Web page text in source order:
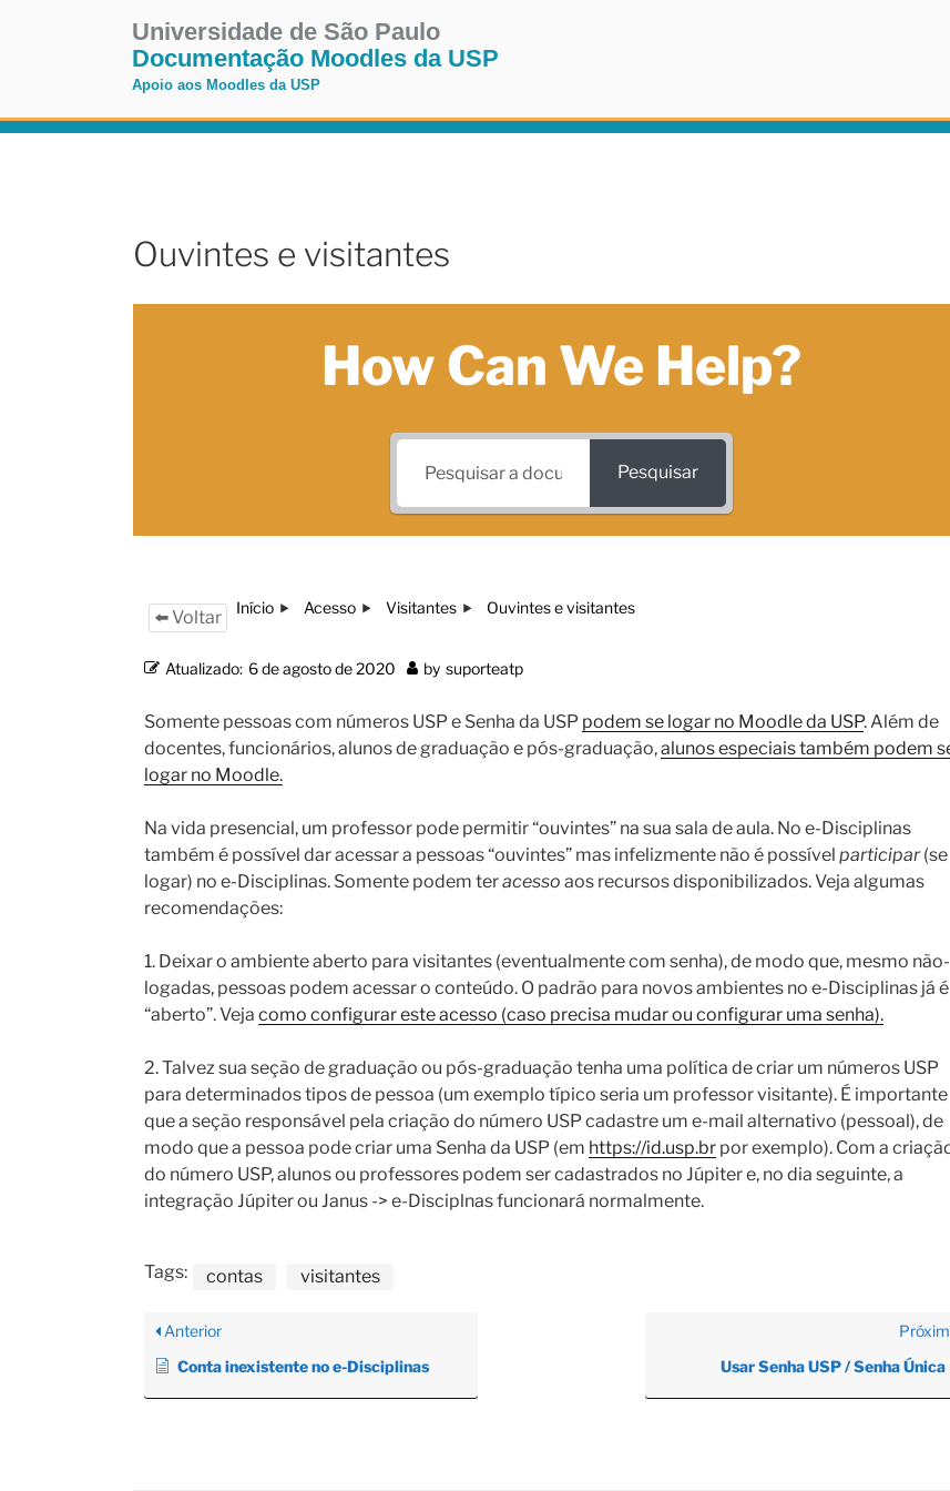
Universidade de São Paulo
Documentação Moodles da USP
Apoio aos Moodles da USP
Pular
Ouvintes e visitantes
How Can We Help?
Pesquisar
⬅️ Voltar Início Acesso Visitantes Ouvintes e visitantes
Atualizado: 6 de agosto de 2020 by suporteatp
Somente pessoas com números USP e Senha da USP podem se logar no Moodle da USP. Além de
docentes, funcionários, alunos de graduação e pós-graduação,alunos especiais também podem
logar no Moodle.
Na vida presencial, um professor pode permitir “ouvintes” na sua sala de aula. No e-Disciplinas
também é possível dar acessar a pessoas “ouvintes” mas infelizmente não é possível participar(se
logar) no e-Disciplinas. Somente podem teracesso aos recursos disponibilizados. Veja algumas
recomendações:
1. Deixar o ambiente aberto para visitantes (eventualmente com senha), de modo que, mesmo não-
logadas, pessoas podem acessar o conteúdo. O padrão para novos ambientes no e-Disciplinas já é
“aberto”. Veja como configurar este acesso (caso precisa mudar ou configurar uma senha).
2. Talvez sua seção de graduação ou pós-graduação tenha uma política de criar um números USP
para determinados tipos de pessoa (um exemplo típico seria um professor visitante). É importante
que a seção responsável pela criação do número USP cadastre um e-mail alternativo (pessoal), de
modo que a pessoa pode criar uma Senha da USP (em https://id.usp.br por exemplo). Com a
do número USP, alunos ou professores podem ser cadastrados no Júpiter e, no dia seguinte, a
integração Júpiter ou Janus -> e-Disciplnas funcionará normalmente.
Tags: contas visitantes
Anterior
Conta inexistente no e-Disciplinas
Usar Senha USP / Senha Única